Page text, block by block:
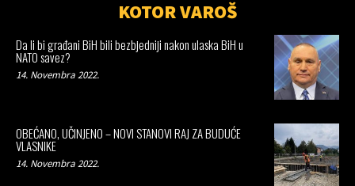
KOTOR VAROŠ
Da li bi građani BiH bili bezbjedniji nakon ulaska BiH u
NATO savez?
14. Novembra 2022.
OBEĆANO, UČINJENO – NOVI STANOVI RAJ ZA BUDUĆE
VLASNIKE
14. Novembra 2022.